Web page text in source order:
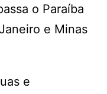
o Paraíba
e Minas
e